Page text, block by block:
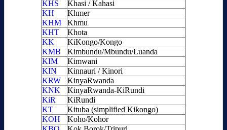
KHS
Khasi / Kahasi
KH
Khmer
KHM
Khmu
KHT
Khota
KK
KiKongo/Kongo
KMB
Kimbundu/Mbundu/Luanda
KIM
Kimwani
KIN
Kinnauri / Kinori
KRW
KinyaRwanda
KNK
KinyaRwanda-KiRundi
KiR
KiRundi
KT
Kituba (simplified Kikongo)
KOH
Koho/Kohor